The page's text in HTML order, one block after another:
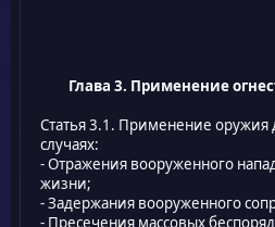
Глава 3. Применение
Статья 3.1. Применение оружия
случаях:
- Отражения вооруженного
жизни;
- Задержания вооруженного
- Пресечения массовых